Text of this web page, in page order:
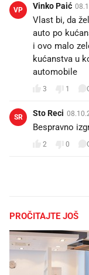
VP Vinko Paić
Vlast bi, da
auto po
i ovo malo
kućanstva u
automobile
3 1
SR Sto Reci
Bespravno
2 0
PROČITAJTE JOŠ